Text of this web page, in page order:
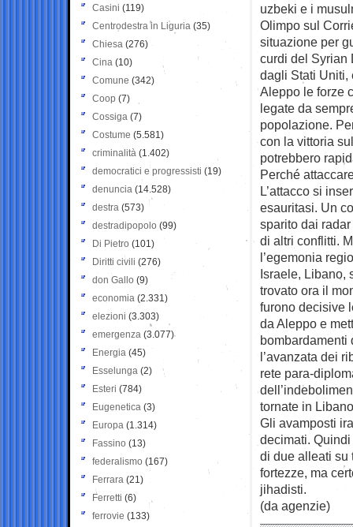
uzbeki e i
Olimpo sul
situazione per
curdi del Syrian
dagli Stati Uniti,
Aleppo le forze
legate da
popolazione.
con la vittoria
potrebbero
Perché
L’attacco si
esauritasi. Un
sparito dai
di altri conflitti.
l’egemonia
Israele, Libano,
trovato ora il
furono decisive
da Aleppo e
bombardamenti
l’avanzata dei
rete para-
tornate in
Gli avamposti
decimati.
di due alleati su
fortezze, ma
jihadisti.
(da agenzie)
Casini (119)
Centrodestra in Liguria (35)
Chiesa (276)
Cina (10)
Comune (342)
Coop (7)
Cossiga (7)
Costume (5.581)
criminalità (1.402)
democratici e progressisti (19)
denuncia (14.528)
destra (573)
destradipopolo (99)
Di Pietro (101)
Diritti civili (276)
don Gallo (9)
economia (2.331)
elezioni (3.303)
emergenza (3.077)
Energia (45)
Esselunga (2)
Esteri (784)
Eugenetica (3)
Europa (1.314)
Fassino (13)
federalismo (167)
Ferrara (21)
Ferretti (6)
ferrovie (133)